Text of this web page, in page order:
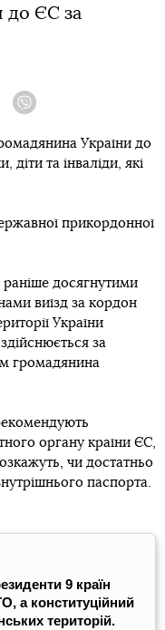
до ЄС за
Telegram
України до
та інваліди, які
прикордонної
раніше досягнутими
виїзд за кордон
України
за
громадянина
органу країни ЄС,
чи достатньо
паспорта.
9 країн
а конституційний
територій.